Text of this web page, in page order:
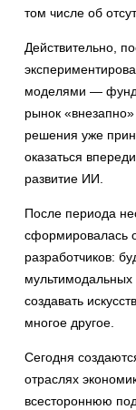
том числе об
Действительно,
моделями —
рынок
решения уже
оказаться
развитие ИИ.
После периода
сформировалась
разработчиков:
мультимодальных
создавать
многое другое.
Сегодня
отраслях
всестороннюю